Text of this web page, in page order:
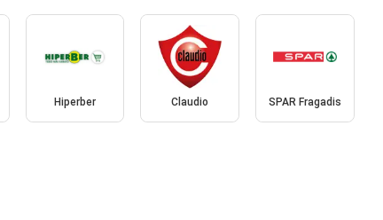
Hiperber Claudio SPAR Fragadis